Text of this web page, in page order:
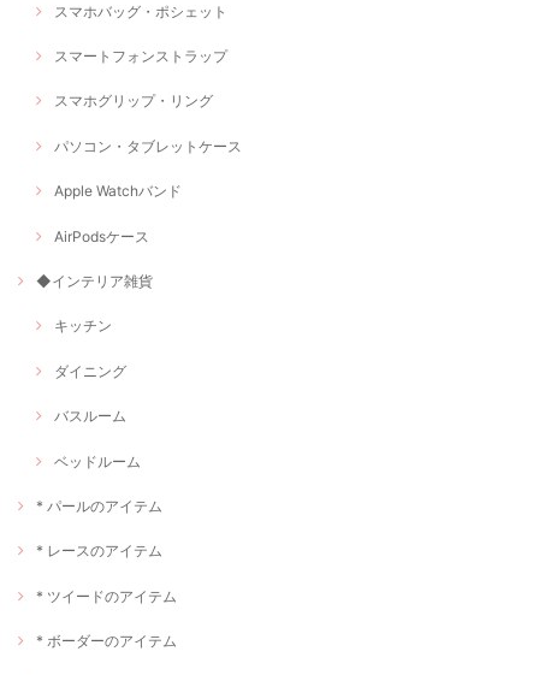
スマホバッグ・ポシェット
スマートフォンストラップ
スマホグリップ・リング
パソコン・タブレットケース
Apple Watchバンド
AirPodsケース
◆インテリア雑貨
キッチン
ダイニング
バスルーム
ベッドルーム
* パールのアイテム
* レースのアイテム
* ツイードのアイテム
* ボーダーのアイテム